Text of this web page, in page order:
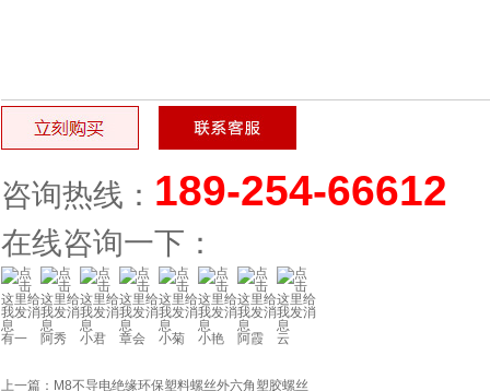
咨询热线： 189-254-66612
在线咨询一下：
有一 阿秀 小君 章会 小菊 小艳 阿霞 云
上一篇： M8不导电绝缘环保塑料螺丝外六角塑胶螺丝